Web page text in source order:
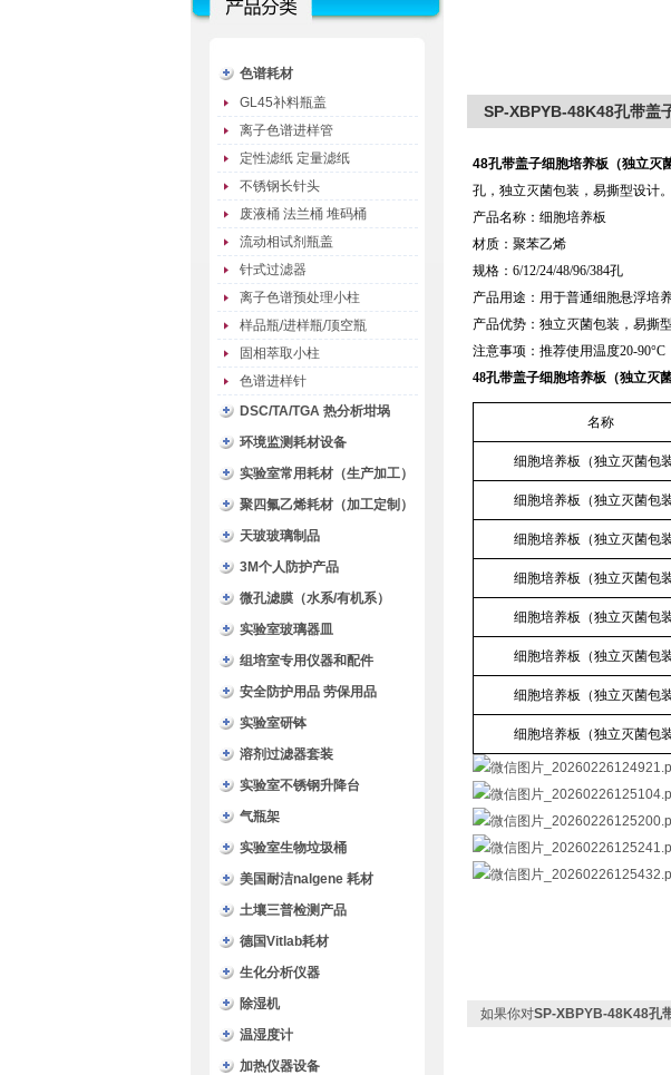
色谱耗材
GL45补料瓶盖
离子色谱进样管
定性滤纸 定量滤纸
不锈钢长针头
废液桶 法兰桶 堆码桶
流动相试剂瓶盖
针式过滤器
离子色谱预处理小柱
样品瓶/进样瓶/顶空瓶
固相萃取小柱
色谱进样针
DSC/TA/TGA 热分析坩埚
环境监测耗材设备
实验室常用耗材（生产加工）
聚四氟乙烯耗材（加工定制）
天玻玻璃制品
3M个人防护产品
微孔滤膜（水系/有机系）
实验室玻璃器皿
组培室专用仪器和配件
安全防护用品 劳保用品
实验室研钵
溶剂过滤器套装
实验室不锈钢升降台
气瓶架
实验室生物垃圾桶
美国耐洁nalgene 耗材
土壤三普检测产品
德国Vitlab耗材
生化分析仪器
除湿机
温湿度计
加热仪器设备
SP-XBPYB-48K48孔带盖
48孔带盖子细胞培养板（独立灭
孔，独立灭菌包装，易撕型设计。
产品名称：细胞培养板
材质：聚苯乙烯
规格：6/12/24/48/96/384孔
产品用途：用于普通细胞悬浮培
产品优势：独立灭菌包装，易撕
注意事项：推荐使用温度20-90°C
48孔带盖子细胞培养板（独立灭菌
名称
细胞培养板（独立灭菌包装
细胞培养板（独立灭菌包装
细胞培养板（独立灭菌包装
细胞培养板（独立灭菌包装
细胞培养板（独立灭菌包装
细胞培养板（独立灭菌包装
细胞培养板（独立灭菌包装
细胞培养板（独立灭菌包装
如果你对SP-XBPYB-48K48孔